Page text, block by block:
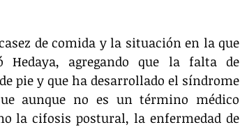
de comida y la situación en la que
Hedaya, agregando que la falta de
pie y que ha desarrollado el síndrome
aunque no es un término médico
la cifosis postural, la enfermedad de